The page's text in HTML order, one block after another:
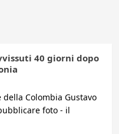
40 giorni dopo
Colombia Gustavo
foto - il